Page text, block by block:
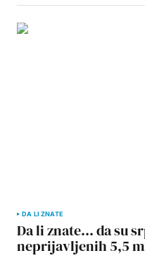
DA LI ZNATE
Da li znate… da su
neprijavljenih 5,5